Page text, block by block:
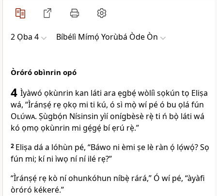
2 Ọba 4 Bíbélì Mímọ́ Yorùbá Òde Òn
Òróró obìnrin opó
4 Ìyàwó ọkùnrin kan láti ara ẹgbẹ́ wòlíì sọkún tọ Eliṣa
wá, “Ìránṣẹ́ rẹ ọkọ mi ti kú, ó sì mọ̀ wí pé ó bu ọlá fún
Olúwa. Ṣùgbọ́n Nísinsin yìí onígbèsè rẹ̀ ti ń bọ̀ láti wá
kó ọmọ ọkùnrin mi gẹ́gẹ́ bí ẹrú rẹ̀.”
2 Eliṣa dá a lóhùn pé, “Báwo ni èmi ṣe lè ràn ọ́ lọ́wọ́? Sọ
fún mi; kí ni ìwọ ní ní ilé rẹ?”
“Ìránṣẹ́ rẹ kò ní ohunkóhun níbẹ̀ rárá,” Ó wí pé, “àyàfi
òróró kékeré.”